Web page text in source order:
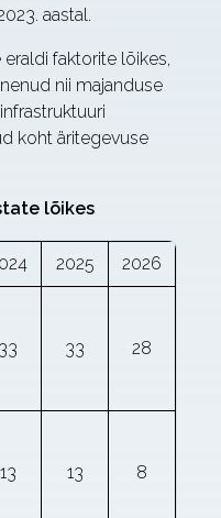
aastal.
faktorite lõikes,
nii majanduse
koht äritegevuse
lõikes
2025 2026
33 33 28
13 13 8